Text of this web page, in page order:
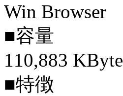
Win Browser
■容量
110,883 KByte
■特徴